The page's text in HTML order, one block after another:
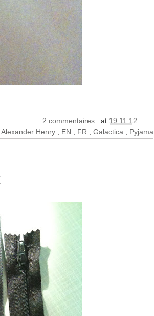
2 commentaires : at 19.11.12
Alexander Henry , EN , FR , Galactica , Pyjama